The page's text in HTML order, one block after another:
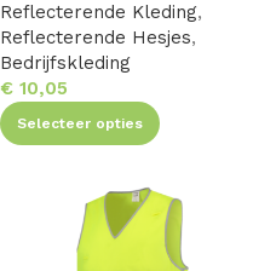
Reflecterende Kleding,
Reflecterende Hesjes,
Bedrijfskleding
€ 10,05
Selecteer opties